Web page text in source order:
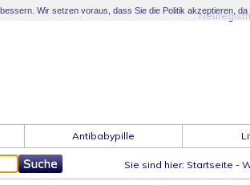
Antibabypille
Sie sind hier: Startseite -
Wir setzen voraus, dass Sie die Politik akzeptieren, da